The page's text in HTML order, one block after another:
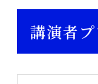
講演者